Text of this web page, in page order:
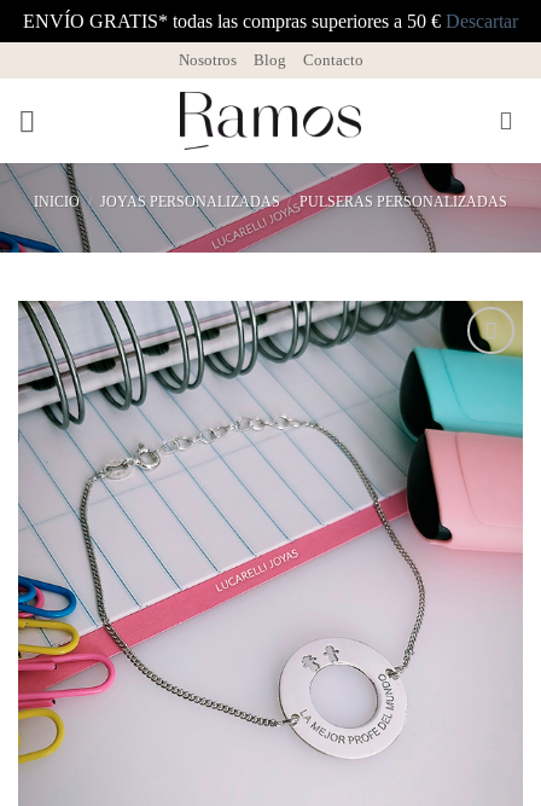
ENVÍO GRATIS* todas las compras superiores a 50 € Descartar
contenido
Nosotros Blog Contacto
INICIO / JOYAS PERSONALIZADAS / PULSERAS PERSONALIZADAS
lista
de